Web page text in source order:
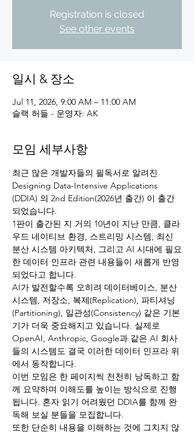
Registration is closed
See other events
일시 & 장소
Jul 11, 2026, 9:00 AM – 11:00 AM
슬랙 허들 - 운영자: AK
모임 세부사항
최근 많은 개발자들의 필독서로 알려진
Designing Data-Intensive Applications
(DDIA) 의 2nd Edition(2026년 출간) 이 출간
되었습니다.
1판이 출간된 지 거의 10년이 지난 만큼, 클라
우드 네이티브 환경, 스트리밍 시스템, 최신
분산 시스템 아키텍처, 그리고 AI 시대에 필요
한 데이터 인프라 관련 내용들이 새롭게 반영
되었다고 합니다.
AI가 발전할수록 오히려 데이터베이스, 분산
시스템, 저장소, 복제(Replication), 파티셔닝
(Partitioning), 일관성(Consistency) 같은 기본
기가 더욱 중요해지고 있습니다. 실제로
OpenAI, Anthropic, Google과 같은 AI 회사
들의 시스템도 결국 이러한 데이터 인프라 위
에서 동작합니다.
이번 모임은 한 페이지씩 천천히 낭독하고 함
께 요약하며 이해도를 높이는 방식으로 진행
됩니다. 혼자 읽기 어려웠던 DDIA를 함께 완
독해 보실 분들을 모집합니다.
또한 단순히 내용을 이해하는 것에 그치지 않